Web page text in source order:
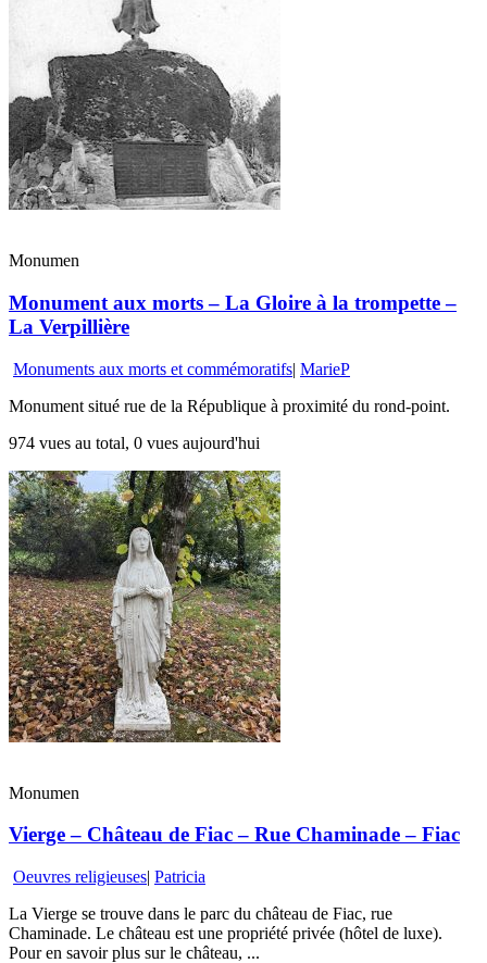
Monumen
Monument aux morts – La Gloire à la trompette –
La Verpillière
Monuments aux morts et commémoratifs| MarieP
Monument situé rue de la République à proximité du rond-point.
974 vues au total, 0 vues aujourd'hui
Monumen
Vierge – Château de Fiac – Rue Chaminade – Fiac
Oeuvres religieuses| Patricia
La Vierge se trouve dans le parc du château de Fiac, rue
Chaminade. Le château est une propriété privée (hôtel de luxe).
Pour en savoir plus sur le château, ...